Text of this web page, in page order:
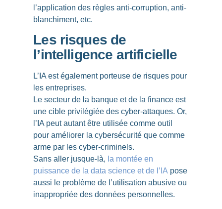
l’application des règles anti-corruption, anti-
blanchiment, etc.
Les risques de
l’intelligence artificielle
L’IA est également porteuse de risques pour
les entreprises.
Le secteur de la banque et de la finance est
une cible privilégiée descyber-attaques. Or,
l’IA peut autant être utilisée comme outil
pour améliorer la cybersécurité que comme
arme par les cyber-criminels.
Sans aller jusque-là, la montée en
puissance de la data science et de l’IA pose
aussi le problème de l’utilisation abusive ou
inappropriée des données personnelles.